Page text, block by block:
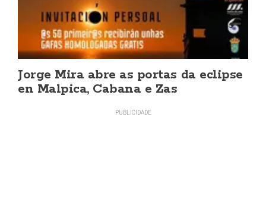
Jorge Mira abre as portas da eclipse
en Malpica, Cabana e Zas